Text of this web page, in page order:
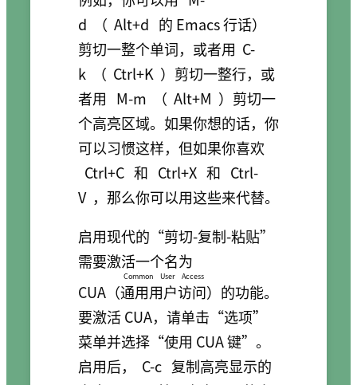
d
（ Alt+d 的 Emacs 行话）
剪切一整个单词，或者用 C-
k
（ Ctrl+K ）剪切一整行，或
者用 M-m （ Alt+M ）剪切一
个高亮区域。如果你想的话，你
可以习惯这样，但如果你喜欢
Ctrl+C 和 Ctrl+X 和 Ctrl-
V ，那么你可以用这些来代替。
启用现代的“剪切-复制-粘贴”
需要激活一个名为
CUA（通用用户访问
Common User Access
）的功能。
要激活 CUA，请单击“选项”
菜单并选择“使用 CUA 键”。
启用后，
C-c 复制高亮显示的